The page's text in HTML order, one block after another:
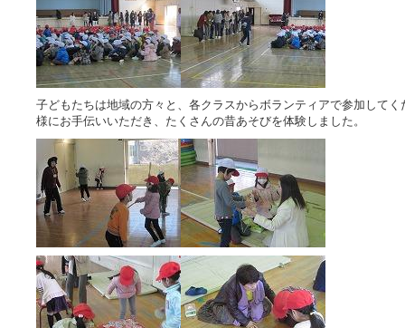
子どもたちは地域の方々と、各クラスからボランティアで参加してく
様にお手伝いいただき、たくさんの昔あそびを体験しました。